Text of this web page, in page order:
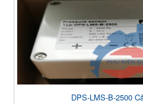
DPS-LMS-B-2500